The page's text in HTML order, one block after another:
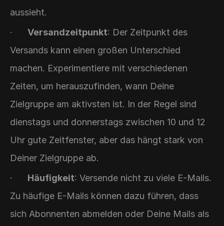
aussieht.
· Versandzeitpunkt: Der Zeitpunkt des
Versands kann einen großen Unterschied
machen. Experimentiere mit verschiedenen
Zeiten, um herauszufinden, wann Deine
Zielgruppe am aktivsten ist. In der Regel sind
dienstags und donnerstags zwischen 10 und 12
Uhr gute Zeitfenster, aber das hängt stark von
Deiner Zielgruppe ab.
· Häufigkeit: Versende nicht zu viele E-Mails.
Zu häufige E-Mails können dazu führen, dass
sich Abonnenten abmelden oder Deine Mails als